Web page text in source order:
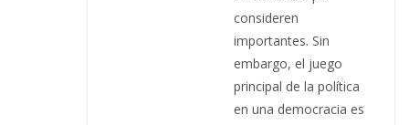
consideren
importantes. Sin
embargo, el juego
principal de la política
en una democracia es